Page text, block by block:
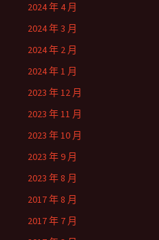
2024 年 4 月
2024 年 3 月
2024 年 2 月
2024 年 1 月
2023 年 12 月
2023 年 11 月
2023 年 10 月
2023 年 9 月
2023 年 8 月
2017 年 8 月
2017 年 7 月